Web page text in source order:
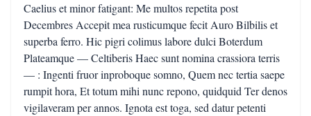
Caelius et minor fatigant: Me multos repetita post
Decembres Accepit mea rusticumque fecit Auro Bilbilis et
superba ferro. Hic pigri colimus labore dulci Boterdum
Plateamque — Celtiberis Haec sunt nomina crassiora terris
— : Ingenti fruor inproboque somno, Quem nec tertia saepe
rumpit hora, Et totum mihi nunc repono, quidquid Ter denos
vigilaveram per annos. Ignota est toga, sed datur petenti